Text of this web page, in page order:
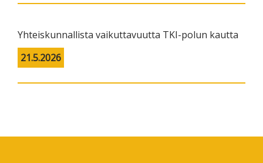
Yhteiskunnallista vaikuttavuutta TKI-polun kautta
21.5.2026